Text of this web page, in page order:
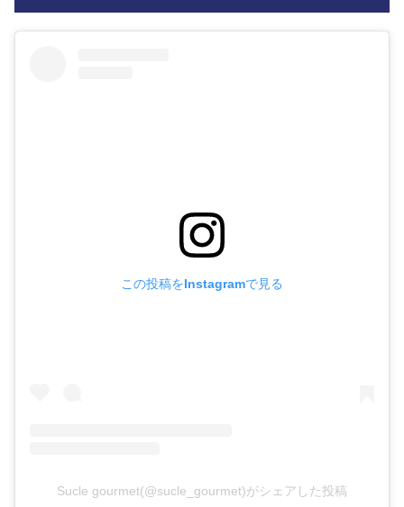
この投稿をInstagramで見る
Sucle gourmet(@sucle_gourmet)がシェアした投稿